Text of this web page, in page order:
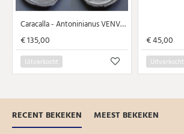
Caracalla - Antoninianus VENVS VICTRIX mooi portret! (ME2084)
€ 135,00
Uitverkocht
€ 45,00
Uitverkocht
RECENT BEKEKEN MEEST BEKEKEN